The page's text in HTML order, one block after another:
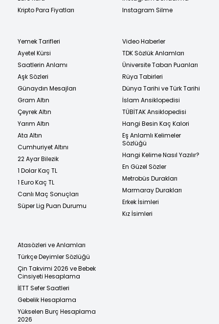
Kripto Para Fiyatları
Instagram Silme
Yemek Tarifleri
Ayetel Kürsi
Saatlerin Anlamı
Aşk Sözleri
Günaydın Mesajları
Gram Altın
Çeyrek Altın
Yarım Altın
Ata Altın
Cumhuriyet Altını
22 Ayar Bilezik
1 Dolar Kaç TL
1 Euro Kaç TL
Canlı Maç Sonuçları
Süper Lig Puan Durumu
Video Haberler
TDK Sözlük Anlamları
Üniversite Taban Puanları
Rüya Tabirleri
Dünya Tarihi ve Türk Tarihi
İslam Ansiklopedisi
TÜBİTAK Ansiklopedisi
Hangi Besin Kaç Kalori
Eş Anlamlı Kelimeler
Sözlüğü
Hangi Kelime Nasıl Yazılır?
En Güzel Sözler
Metrobüs Durakları
Marmaray Durakları
Erkek İsimleri
Kız İsimleri
Atasözleri ve Anlamları
Türkçe Deyimler Sözlüğü
Çin Takvimi 2026 ve Bebek
Cinsiyeti Hesaplama
İETT Sefer Saatleri
Gebelik Hesaplama
Yükselen Burç Hesaplama
2026